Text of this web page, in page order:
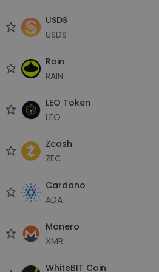
USDS
USDS
Rain
RAIN
LEO Token
LEO
Zcash
ZEC
Cardano
ADA
Monero
XMR
WhiteBIT Coin